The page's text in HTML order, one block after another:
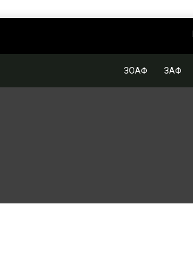
ЗОАФ ЗАФ